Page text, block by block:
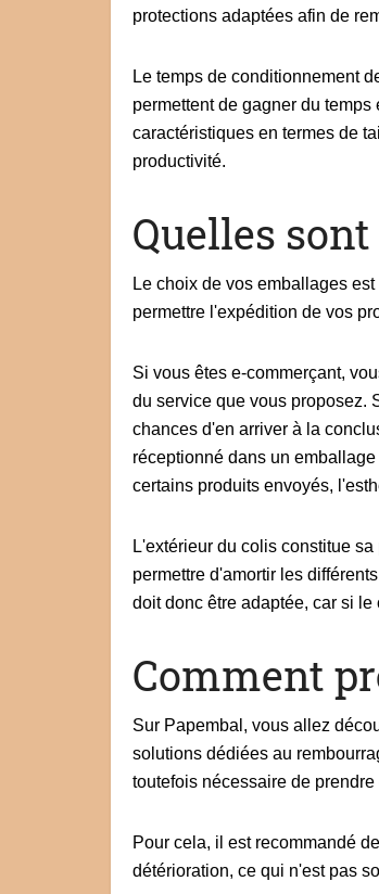
protections adaptées afin de
Le temps de conditionnement
permettent de gagner du
caractéristiques en termes de
productivité.
Quelles
Le choix de vos emballages
permettre l'expédition de vos
Si vous êtes e-commerçant,
du service que vous proposez.
chances d'en arriver à la
réceptionné dans un
certains produits envoyés,
L'extérieur du colis constitue
permettre d'amortir les
doit donc être adaptée, car si
Comment
Sur Papembal, vous allez
solutions dédiées au
toutefois nécessaire de
Pour cela, il est recommandé
détérioration, ce qui n'est pas